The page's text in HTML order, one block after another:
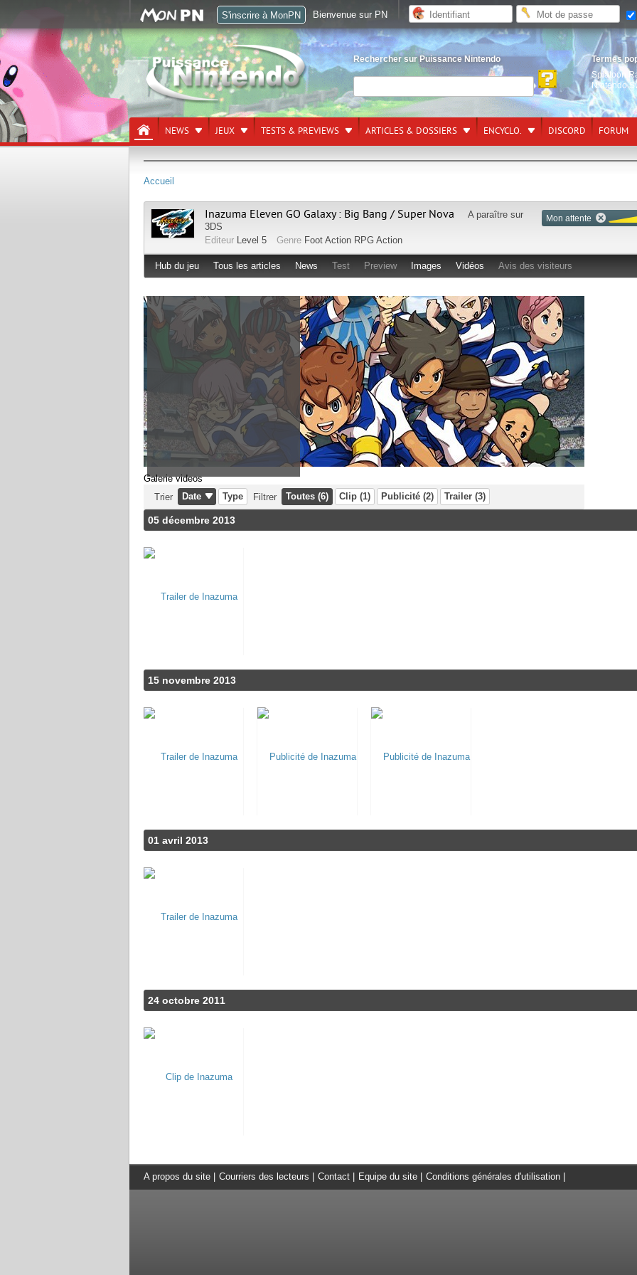
Rechercher sur Puissance Nintendo
Termes
Splatoon
Nintendo
NEWS JEUX TESTS & PREVIEWS ARTICLES & DOSSIERS ENCYCLO. DISCORD FORUM
Accueil
Mon attente
Inazuma Eleven GO Galaxy : Big Bang / Super Nova
A paraître sur
3DS
Editeur Level 5 Genre Foot Action RPG Action
Hub du jeu Tous les articles News Test Preview Images Vidéos Avis des visiteurs
Galerie videos
Trier
Date Type Filtrer Toutes (6) Clip (1) Publicité (2) Trailer (3)
05 décembre 2013
15 novembre 2013
01 avril 2013
24 octobre 2011
A propos du site Courriers des lecteurs Contact Equipe du site Conditions générales d'utilisation
S'inscrire à MonPN Bienvenue sur PN